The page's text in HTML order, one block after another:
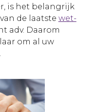
is het belangrijk
de laatste wet-
adv. Daarom
om al uw